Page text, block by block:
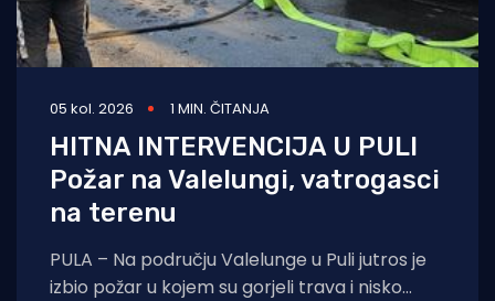
05 kol. 2026 1 MIN. ČITANJA
HITNA INTERVENCIJA U PULI
Požar na Valelungi, vatrogasci
na terenu
PULA – Na području Valelunge u Puli jutros je
izbio požar u kojem su gorjeli trava i nisko